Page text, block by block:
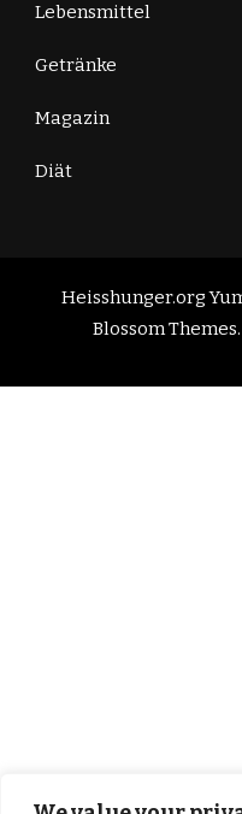
Lebensmittel
Getränke
Magazin
Diät
Heisshunger.org
Blossom Themes